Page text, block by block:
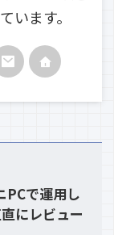
います。
PCで運用し
にレビュー